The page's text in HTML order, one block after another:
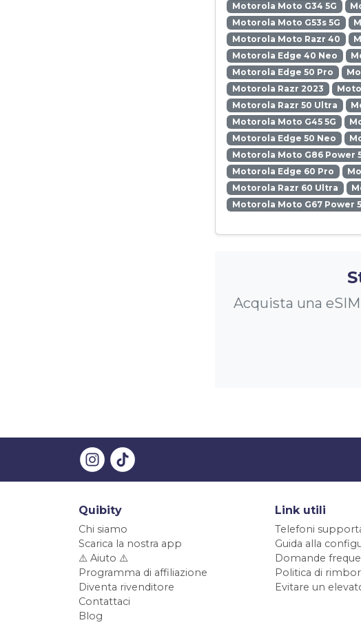
Motorola Moto G34 5G
Motorola Moto G53s 5G
Motorola Moto Razr 40
Motorola Edge 40 Neo
Motorola Edge 50 Pro
Motorola Razr 2023
Motorola Razr 50 Ultra
Motorola Moto G45 5G
Motorola Edge 50 Neo
Motorola Moto G86 Power
Motorola Edge 60 Pro
Motorola Razr 60 Ultra
Motorola Moto G67 Power
Acquista una
Quibity
Chi siamo
Scarica la nostra app
⚠️ Aiuto ⚠️
Programma di affiliazione
Diventa rivenditore
Contattaci
Blog
Link utili
Telefoni
Guida alla
Domande
Politica di
Evitare un